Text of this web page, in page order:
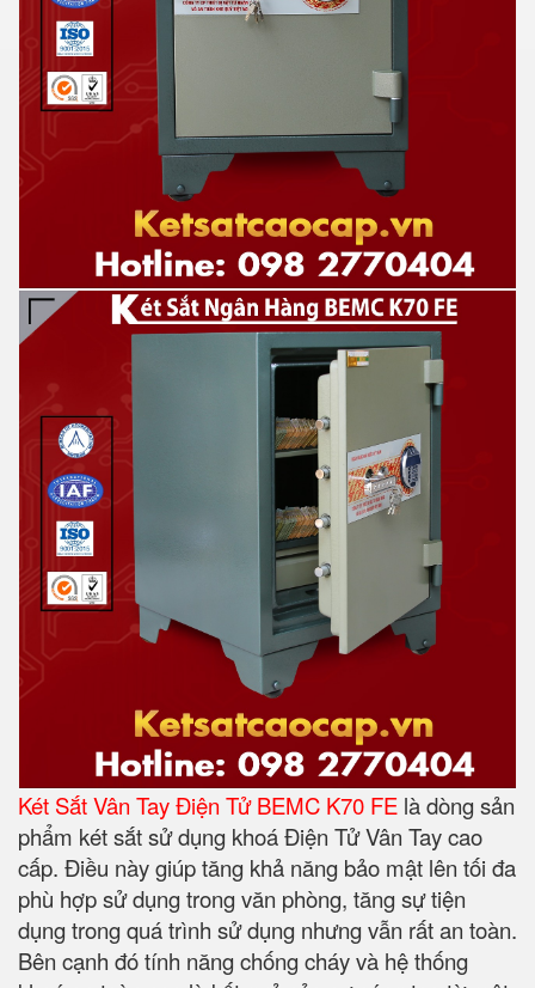
Két Sắt Vân Tay Điện Tử BEMC K70 FE là dòng sản
phẩm két sắt sử dụng khoá Điện Tử Vân Tay cao
cấp. Điều này giúp tăng khả năng bảo mật lên tối đa
phù hợp sử dụng trong văn phòng, tăng sự tiện
dụng trong quá trình sử dụng nhưng vẫn rất an toàn.
Bên cạnh đó tính năng chống cháy và hệ thống